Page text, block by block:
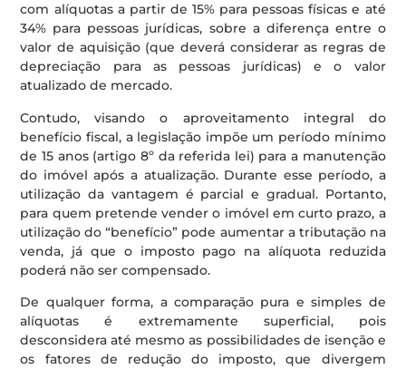
com alíquotas a partir de 15% para pessoas físicas e até
34% para pessoas jurídicas, sobre a diferença entre o
valor de aquisição (que deverá considerar as regras de
depreciação para as pessoas jurídicas) e o valor
atualizado de mercado.
Contudo, visando o aproveitamento integral do
benefício fiscal, a legislação impõe um período mínimo
de 15 anos (artigo 8º da referida lei) para a manutenção
do imóvel após a atualização. Durante esse período, a
utilização da vantagem é parcial e gradual. Portanto,
para quem pretende vender o imóvel em curto prazo, a
utilização do “benefício” pode aumentar a tributação na
venda, já que o imposto pago na alíquota reduzida
poderá não ser compensado.
De qualquer forma, a comparação pura e simples de
alíquotas é extremamente superficial, pois
desconsidera até mesmo as possibilidades de isenção e
os fatores de redução do imposto, que divergem